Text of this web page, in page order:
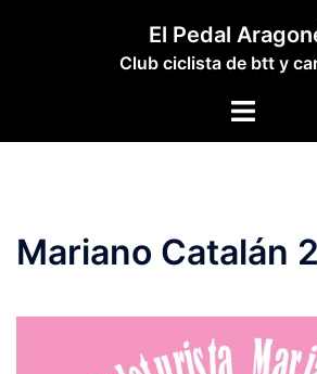
El Pedal
Club ciclista de btt y
Alternar
Mariano Catalán